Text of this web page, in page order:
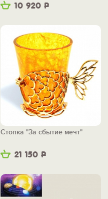
10 920 Р
21 150 Р
Стопка "За сбытие мечт"